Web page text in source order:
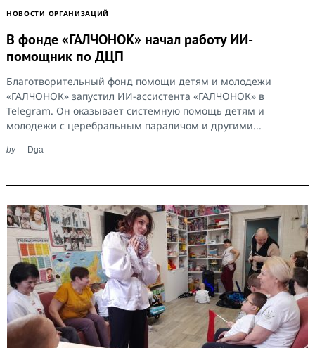
НОВОСТИ ОРГАНИЗАЦИЙ
В фонде «ГАЛЧОНОК» начал работу ИИ-
помощник по ДЦП
Благотворительный фонд помощи детям и молодежи
«ГАЛЧОНОК» запустил ИИ-ассистента «ГАЛЧОНОК» в
Telegram. Он оказывает системную помощь детям и
молодежи с церебральным параличом и другими...
by Dga
Search